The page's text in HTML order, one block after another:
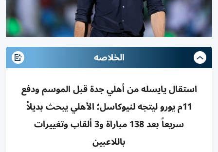
الخلاصه
استقال يايسله من أهلي جدة قبل الموسم ودفع
11م يورو ليتجه لنيوكاسل؛ الأهلي يبحث بديلاً
سريعاً بعد 138 مباراة و3 ألقاب وتغييرات
باللاعبين